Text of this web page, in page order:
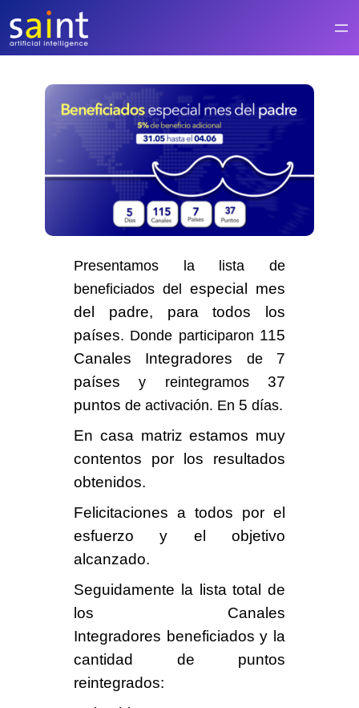
contenido
Presentamos la lista de
beneficiados delespecial mes
del padre, para todos los
países. Donde participaron 115
Canales Integradores de 7
países y reintegramos37
puntos de activación. En 5 días.
En casa matrizestamos muy
contentos por los resultados
obtenidos.
Felicitaciones a todos por el
esfuerzo y el objetivo
alcanzado.
Seguidamente la lista total de
los Canales
Integradores beneficiados y la
cantidad de puntos
reintegrados: